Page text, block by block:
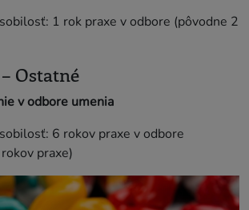
1 rok praxe v odbore (pôvodne 2
Ostatné
v odbore umenia
6 rokov praxe v odbore
praxe)